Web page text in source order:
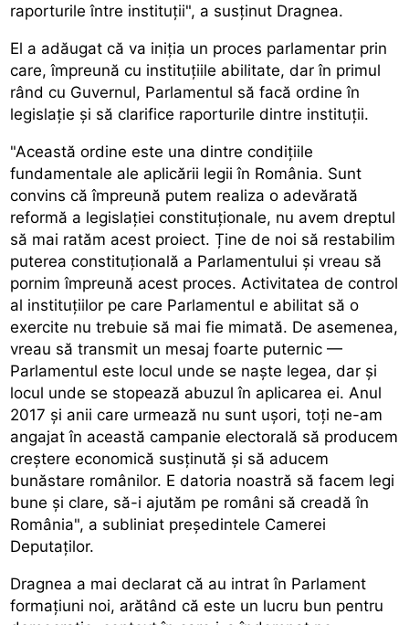
raporturile între instituții", a susținut Dragnea.
El a adăugat că va iniția un proces parlamentar prin
care, împreună cu instituțiile abilitate, dar în primul
rând cu Guvernul, Parlamentul să facă ordine în
legislație și să clarifice raporturile dintre instituții.
"Această ordine este una dintre condițiile
fundamentale ale aplicării legii în România. Sunt
convins că împreună putem realiza o adevărată
reformă a legislației constituționale, nu avem dreptul
să mai ratăm acest proiect. Ține de noi să restabilim
puterea constituțională a Parlamentului și vreau să
pornim împreună acest proces. Activitatea de control
al instituțiilor pe care Parlamentul e abilitat să o
exercite nu trebuie să mai fie mimată. De asemenea,
vreau să transmit un mesaj foarte puternic —
Parlamentul este locul unde se naște legea, dar și
locul unde se stopează abuzul în aplicarea ei. Anul
2017 și anii care urmează nu sunt ușori, toți ne-am
angajat în această campanie electorală să producem
creștere economică susținută și să aducem
bunăstare românilor. E datoria noastră să facem legi
bune și clare, să-i ajutăm pe români să creadă în
România", a subliniat președintele Camerei
Deputaților.
Dragnea a mai declarat că au intrat în Parlament
formațiuni noi, arătând că este un lucru bun pentru